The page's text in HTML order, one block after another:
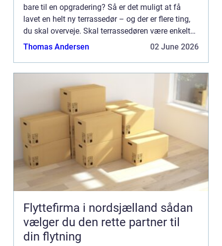
bare til en opgradering? Så er det muligt at få
lavet en helt ny terrassedør – og der er flere ting,
du skal overveje. Skal terrassedøren være enkelt
eller dobbelt? Hvor mange glasfelter skal døren
Thomas Andersen 02 June 2026
Flyttefirma i nordsjælland sådan
vælger du den rette partner til
din flytning